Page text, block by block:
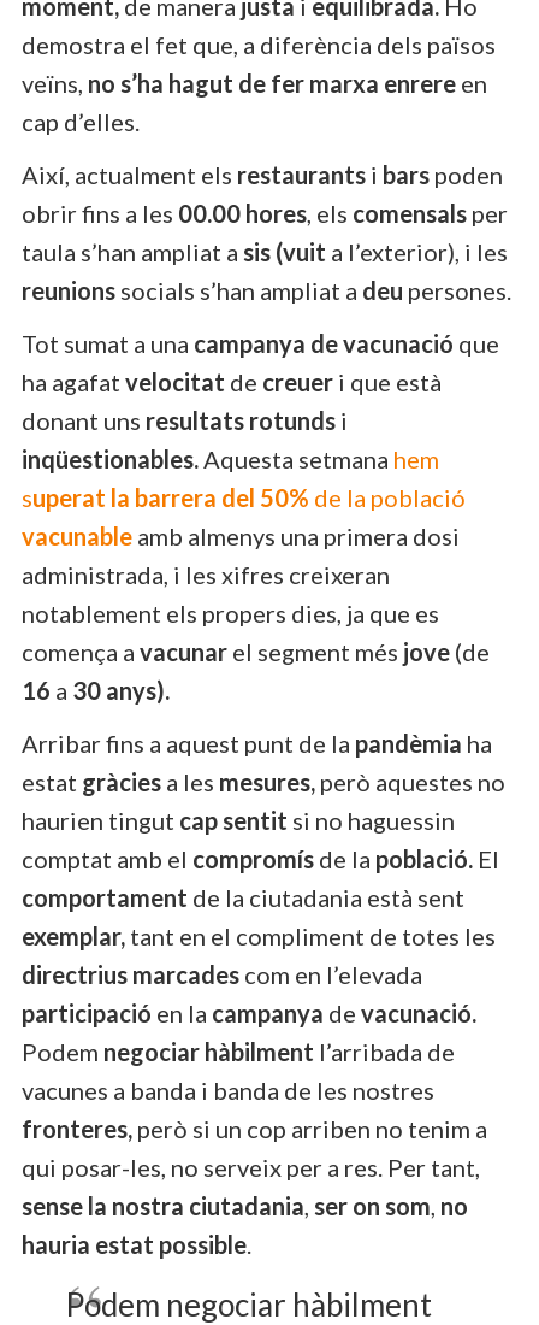
moment, de manera justa i equilibrada. Ho
demostra el fet que, a diferència dels països
veïns, no s’ha hagut de fer marxa enrere en
cap d’elles.
Així, actualment els restaurants i bars poden
obrir fins a les 00.00 hores, els comensals per
taula s’han ampliat a sis (vuit a l’exterior), i les
reunions socials s’han ampliat a deu persones.
Tot sumat a una campanya de vacunació que
ha agafat velocitat de creuer i que està
donant uns resultats rotunds i
inqüestionables.Aquesta setmana hem
superat la barrera del 50% de la població
vacunable amb almenys una primera dosi
administrada, i les xifres creixeran
notablement els propers dies, ja que es
comença a vacunar el segment més jove (de
16 a 30 anys).
Arribar fins a aquest punt de la pandèmia ha
estat gràcies a les mesures, però aquestes no
haurien tingut cap sentit si no haguessin
comptat amb el compromís de la població. El
comportament de la ciutadania està sent
exemplar, tant en el compliment de totes les
directrius marcades com en l’elevada
participació en la campanya de vacunació.
Podem negociar hàbilment l’arribada de
vacunes a banda i banda de les nostres
fronteres, però si un cop arriben no tenim a
qui posar-les, no serveix per a res. Per tant,
sense la nostra ciutadania, ser on som, no
hauria estat possible.
Podem negociar hàbilment